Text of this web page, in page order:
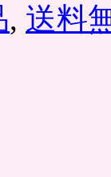
, 送料